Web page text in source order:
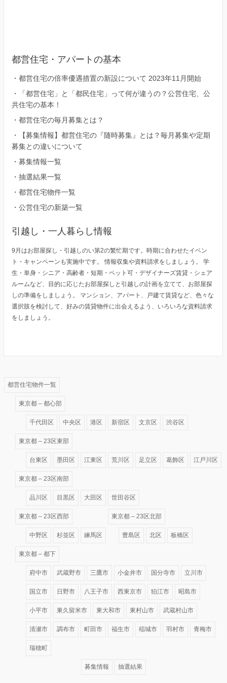
都営住宅・アパートの基本
・ 都営住宅の倍率優遇措置の新設について 2023年11月開始
・
「都営住宅」と「都民住宅」って何が違うの？公営住宅、公
共住宅の基本！
・ 都営住宅の毎月募集とは？
・
【募集情報】都営住宅の『随時募集』とは？毎月募集や定期
募集との違いについて
・ 募集情報一覧
・ 抽選結果一覧
・ 都営住宅物件一覧
・ 公営住宅の新築一覧
引越し・一人暮らし情報
9月はお部屋探し・引越しのい第2の繁忙期です。時期に合わせたイベン
ト・キャンペーンも実施中です。 情報収集や資料請求をしましょう。 学
生・単身・シニア・高齢者・短期・ペット可・デザイナーズ賃貸・シェア
ルームなど、目的に応じたお部屋探しと引越しの計画を立てて、お部屋探
しの準備をしましょう。 マンション、アパート、戸建て賃貸など、色々な
選択肢を検討して、好みの賃貸物件に出会えるよう、いろいろな資料請求
をしましょう。
都営住宅物件一覧
東京都 – 都心部
千代田区 中央区 港区 新宿区 文京区 渋谷区
東京都 – 23区東部
台東区 墨田区 江東区 荒川区 足立区 葛飾区 江戸川区
東京都 – 23区南部
品川区 目黒区 大田区 世田谷区
東京都 – 23区西部
中野区 杉並区 練馬区
東京都 – 23区北部
豊島区 北区 板橋区
東京都 – 都下
府中市 武蔵野市 三鷹市 小金井市 国分寺市 立川市
国立市 日野市 八王子市 西東京市 狛江市 昭島市
小平市 東久留米市 東大和市 東村山市 武蔵村山市
清瀬市 調布市 町田市 福生市 稲城市 羽村市 青梅市
瑞穂町
募集情報 抽選結果